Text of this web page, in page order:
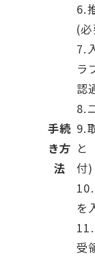
手続
き方
法
6.
(
7.
ラ
認
8.
9.
と
付)
を
受